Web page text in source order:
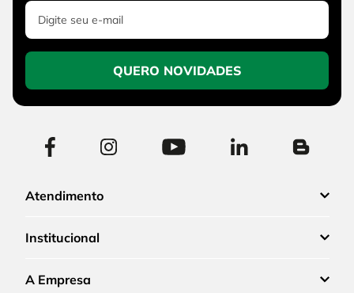
QUERO NOVIDADES
Atendimento
Institucional
A Empresa